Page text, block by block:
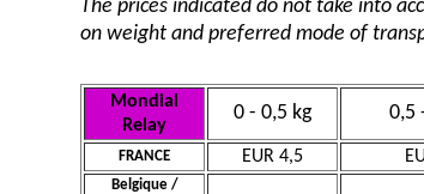
The prices indicated do not take into
on weight and preferred mode of
Mondial
Relay
0 - 0,5 kg 0,5
FRANCE EUR 4,5
Belgique /